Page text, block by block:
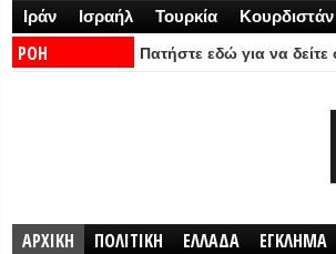
Ιράν Ισραήλ Τουρκία Κουρδιστάν
ΡΟΗ
Πατήστε εδώ για να
ΑΡΧΙΚΗ ΠΟΛΙΤΙΚΗ ΕΛΛΑΔΑ ΕΓΚΛΗΜΑ